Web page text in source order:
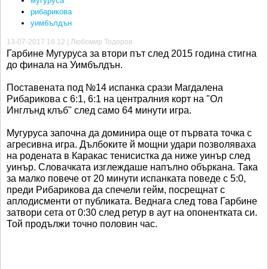
рибарикова
уимбълдън
13-07-2017 16:12 | Любомир Тодоров
Гарбине Мугуруса за втори път след 2015 година стигна
до финала на Уимбълдън.
Поставената под №14 испанка срази Магдалена
Рибарикова с 6:1, 6:1 на централния корт на "Ол
Инглънд клъб" след само 64 минути игра.
Мугуруса започна да доминира още от първата точка с
агресивна игра. Дълбоките й мощни удари позволяваха
на родената в Каракас тенисистка да ниже уинър след
уинър. Словачката изглеждаше напълно объркана. Така
за малко повече от 20 минути испанката поведе с 5:0,
преди Рибарикова да спечели гейм, посрещнат с
аплодисменти от публиката. Веднага след това Гарбине
затвори сета от 0:30 след ретур в аут на опонентката си.
Той продължи точно половин час.